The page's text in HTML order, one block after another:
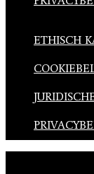
ETHISCH